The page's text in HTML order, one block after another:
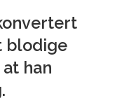
blodige
han